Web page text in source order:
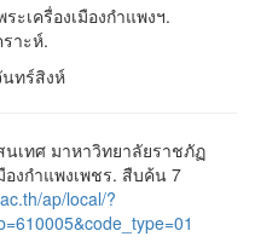
เครื่องเมืองกำแพงฯ.
าะห์.
ทร์สิงห์
เทศ มาหาวิทยาลัยราชภัฏ
องกำแพงเพชร. สืบค้น 7
ap/local/?